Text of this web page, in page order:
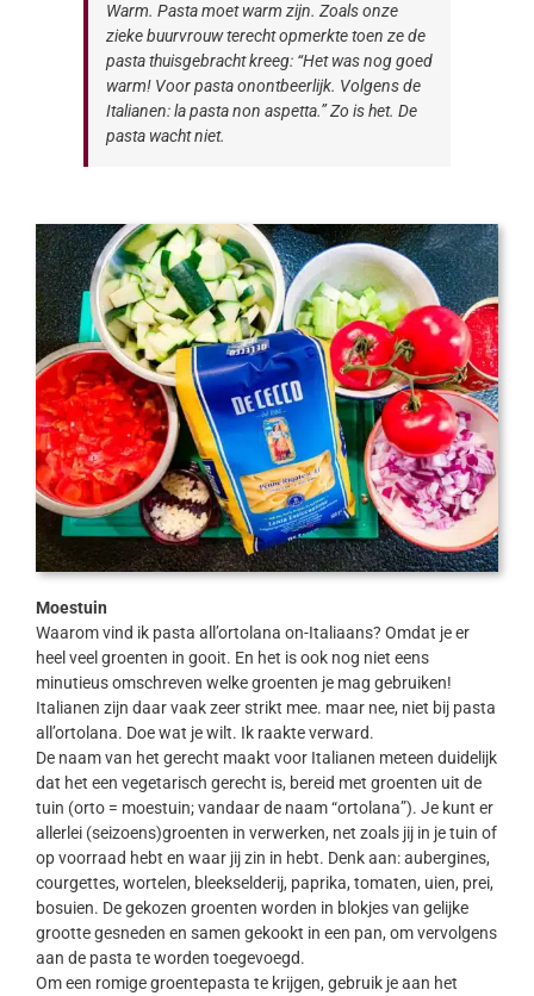
Warm. Pasta moet warm zijn. Zoals onze
zieke buurvrouw terecht opmerkte toen ze de
pasta thuisgebracht kreeg: “Het was nog goed
warm! Voor pasta onontbeerlijk. Volgens de
Italianen:la pasta non aspetta.” Zo is het. De
pasta wacht niet.
Moestuin
Waarom vind ik pasta all’ortolana on-Italiaans? Omdat je er
heel veel groenten in gooit. En het is ook nog niet eens
minutieus omschreven welke groenten je mag gebruiken!
Italianen zijn daar vaak zeer strikt mee. maar nee, niet bij pasta
all’ortolana. Doe wat je wilt. Ik raakte verward.
De naam van het gerecht maakt voor Italianen meteen duidelijk
dat het een vegetarisch gerecht is, bereid met groenten uit de
tuin (orto = moestuin; vandaar de naam “ortolana”). Je kunt er
allerlei (seizoens)groenten in verwerken, net zoals jij in je tuin of
op voorraad hebt en waar jij zin in hebt. Denk aan: aubergines,
courgettes, wortelen, bleekselderij, paprika, tomaten, uien, prei,
bosuien. De gekozen groenten worden in blokjes van gelijke
grootte gesneden en samen gekookt in een pan, om vervolgens
aan de pasta te worden toegevoegd.
Om een romige groentepasta te krijgen, gebruik je aan het